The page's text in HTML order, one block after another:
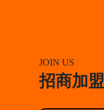
JOIN US
招商加盟